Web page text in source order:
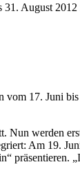
August
17. Juni
werden
Am 19.
präsentieren.